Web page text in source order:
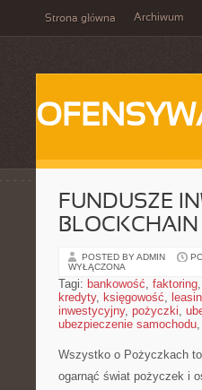
Strona główna Archiwum
FUNDUSZE
BLOCKCHAIN
POSTED BY ADMIN
WYŁĄCZONA
Tagi: bankowość, faktoring,
kredyty, księgowość,
inwestycyjny, pożyczki,
ubezpieczenie samochodu,
Wszystko o Pożyczkach
ogarnąć świat pożyczek i